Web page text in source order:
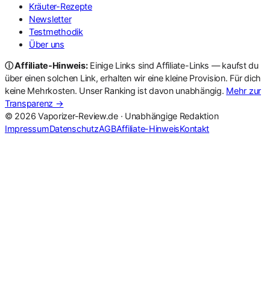
Kräuter-Rezepte
Newsletter
Testmethodik
Über uns
ⓘ Affiliate-Hinweis:Einige Links sind Affiliate-Links — kaufst du
über einen solchen Link, erhalten wir eine kleine Provision. Für dich
keine Mehrkosten. Unser Ranking ist davon unabhängig. Mehr zur
Transparenz →
© 2026 Vaporizer-Review.de · Unabhängige Redaktion
ImpressumDatenschutzAGBAffiliate-HinweisKontakt